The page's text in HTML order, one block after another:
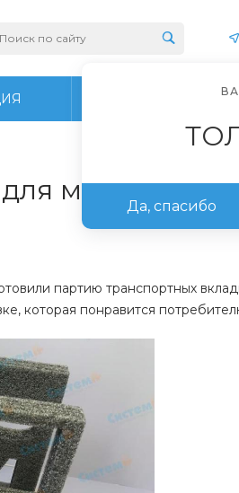
монитора
партию транспортных
которая понравится
Да, спасибо